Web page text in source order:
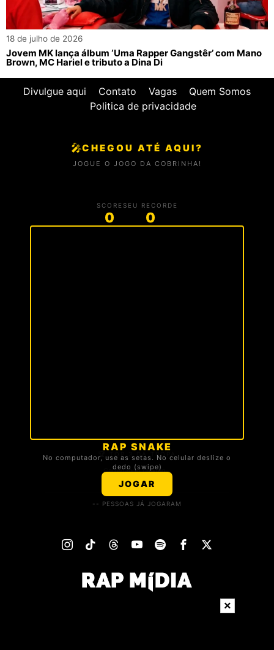
18 de julho de 2026
Jovem MK lança álbum ‘Uma Rapper Gangstêr’ com Mano
Brown, MC Hariel e tributo a Dina Di
Divulgue aqui Contato Vagas
Quem Somos
Politica de privacidade
🎤CHEGOU ATÉ AQUI?
JOGUE O JOGO DA COBRINHA!
SCORE
0
SEU RECORDE
0
RAP SNAKE
No computador, use as setas. No celular deslize o
dedo (swipe)
JOGAR
🏆 TOP 3 DA TROPA
Carregando ranking...
-- PESSOAS JÁ JOGARAM
×